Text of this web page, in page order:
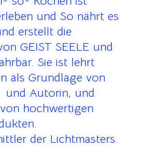
und So nährt es
erstellt die
GEIST SEELE und
Sie ist lehrt
als Grundlage von
und Autorin, und
hochwertigen
der Lichtmasters.